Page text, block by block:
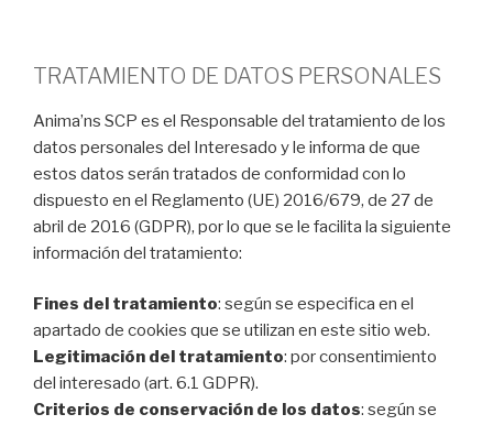
TRATAMIENTO DE DATOS PERSONALES
Anima’ns SCP es el Responsable del tratamiento de los
datos personales del Interesado y le informa de que
estos datos serán tratados de conformidad con lo
dispuesto en el Reglamento (UE) 2016/679, de 27 de
abril de 2016 (GDPR), por lo que se le facilita la siguiente
información del tratamiento:
Fines del tratamiento: según se especifica en el
apartado de cookies que se utilizan en este sitio web.
Legitimación del tratamiento: por consentimiento
del interesado (art. 6.1 GDPR).
Criterios de conservación de los datos: según se